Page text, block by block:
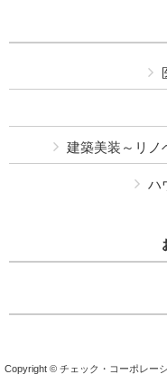
建築美装～リノ
ハ
Copyright © チェック・コーポレー